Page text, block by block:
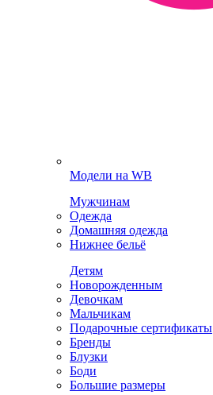
Модели на WB
Мужчинам
Одежда
Домашняя одежда
Нижнее бельё
Детям
Новорожденным
Девочкам
Мальчикам
Подарочные сертификаты
Бренды
Блузки
Боди
Большие размеры